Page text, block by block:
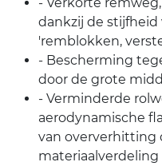
dankzij de
'remblokken,
- Bescherming
door de grote
- Verminderde
aerodynamische
van oververhitting
materiaalverdeling